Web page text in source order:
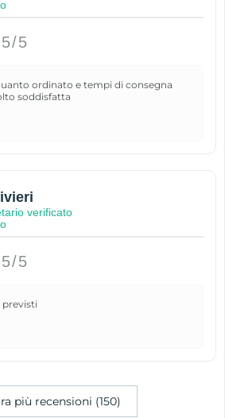
5/5
ordinato e tempi di consegna
soddisfatta
verificato
5/5
previsti
più recensioni (150)